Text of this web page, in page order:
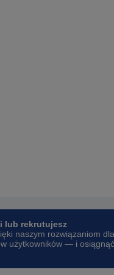
lub rekrutujesz
naszym rozwiązaniom dla
użytkowników — i osiągnąć